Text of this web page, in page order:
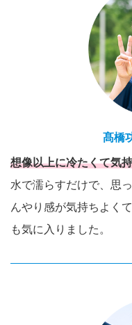
髙橋
想像以上に冷たくて気
水で濡らすだけで、思
んやり感が気持ちよく
も気に入りました。